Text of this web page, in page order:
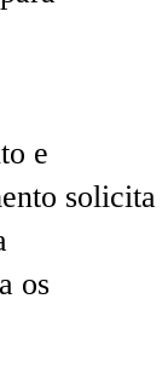
e
solicita
os